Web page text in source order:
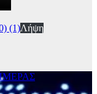
(1)Λήψη